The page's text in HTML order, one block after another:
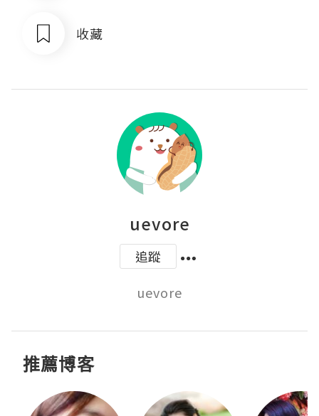
收藏
uevore
追蹤
uevore
推薦博客